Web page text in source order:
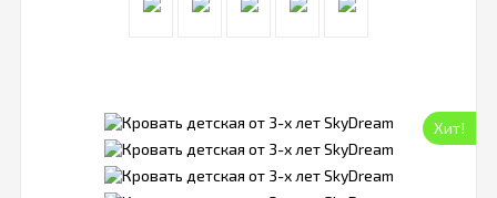
Хит!